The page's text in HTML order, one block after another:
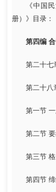
《中国
册）》目录：
第四编 合
第二十七
第二十八
第一节
第二节
第三节
第四节